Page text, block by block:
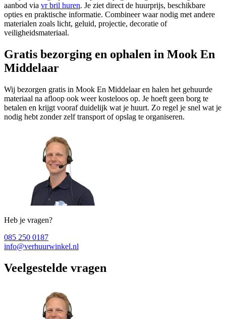
aanbod via vr bril huren. Je ziet direct de huurprijs, beschikbare
opties en praktische informatie. Combineer waar nodig met andere
materialen zoals licht, geluid, projectie, decoratie of
veiligheidsmateriaal.
Gratis bezorging en ophalen in Mook En
Middelaar
Wij bezorgen gratis in Mook En Middelaar en halen het gehuurde
materiaal na afloop ook weer kosteloos op. Je hoeft geen borg te
betalen en krijgt vooraf duidelijk wat je huurt. Zo regel je snel wat je
nodig hebt zonder zelf transport of opslag te organiseren.
Heb je vragen?
085 250 0187
info@verhuurwinkel.nl
Veelgestelde vragen